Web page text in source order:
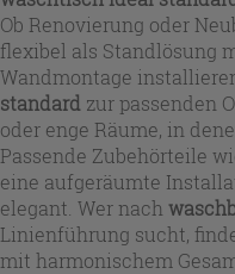
Ob Renovierung oder
flexibel als Standlösung
Wandmontage
standard zur passenden
oder enge Räume, in
Passende Zubehörteile
eine aufgeräumte
elegant. Wer nach
Linienführung sucht,
mit harmonischem